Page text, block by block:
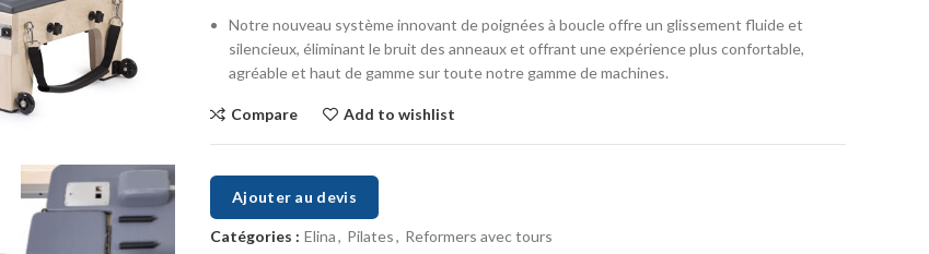
Notre nouveau système innovant de poignées à boucle offre un glissement fluide et
silencieux, éliminant le bruit des anneaux et offrant une expérience plus confortable,
agréable et haut de gamme sur toute notre gamme de machines.
Compare Add to wishlist
Ajouter au devis
Catégories : Elina, Pilates, Reformers avec tours